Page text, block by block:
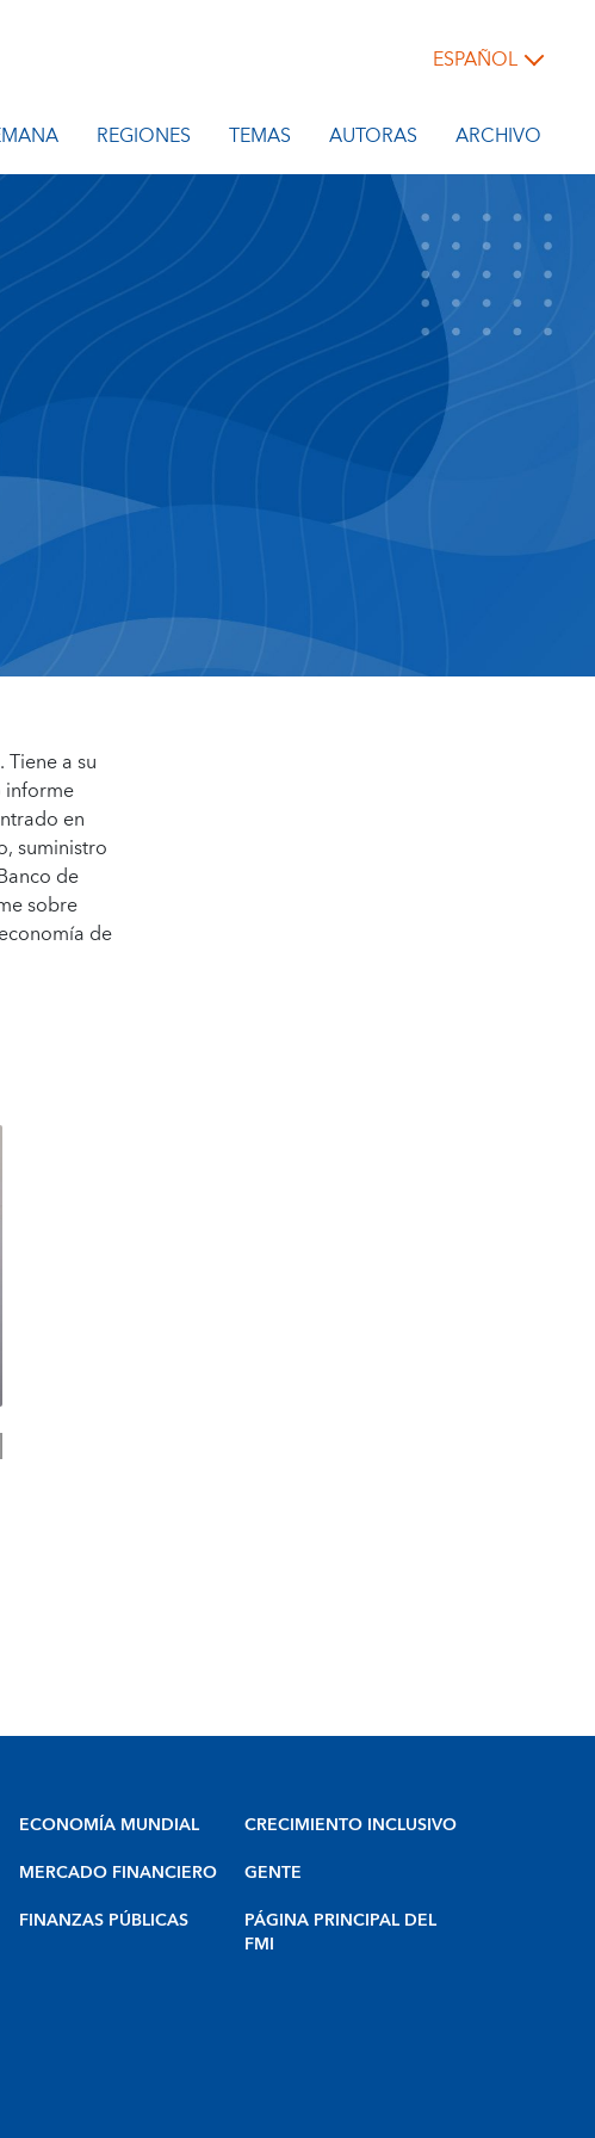
ESPAÑOL
REGIONES TEMAS AUTORAS ARCHIVO
a su
informe
en
suministro
de
sobre
de
ECONOMÍA MUNDIAL
MERCADO FINANCIERO
FINANZAS PÚBLICAS
CRECIMIENTO INCLUSIVO
GENTE
PÁGINA PRINCIPAL DEL
FMI